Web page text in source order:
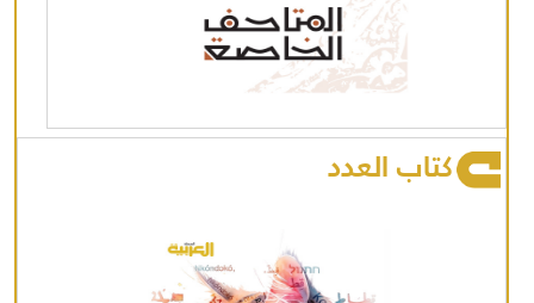
كتاب العدد